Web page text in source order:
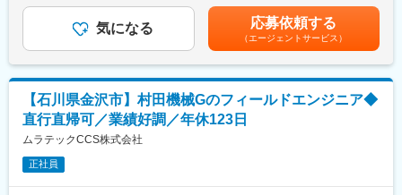
■当社について：
「自動化と省力化」をキーワードに「機械にできることは機械に
まかせ、人間は人間らしい創造的な仕事をする」というポリシー
のもと「繊維機械」「L&A」「クリーンFA」「工作機械」「情報
機器」の5つの分野において開発・製造・販売を行っています。特
にエンジニアは20代後半～30代前半が多く、また社内公募制度な
ど自ら手を上げる人にはどんどん仕事を任せていく社風です。
■入社後の流れ：
まずは現在のスキルを確認し、習熟度に合わせて育成計画が変わ
大で4年ほどの育成期間を設けております。
■キャリアパス：
技術分野のスキルを習得し、フィールドエンジニアとしてキャリ
アアップを目指せます。拠点リーダーとして後輩育成にも携わ
り、リーダーシップを発揮できる環境です。
であり、選考を通じて上下する可能性があります。月給(月額)は固
定手当を含めた表記です。
気になる 応募依頼する
（エージェントサービス）
【石川県金沢市】村田機械Gのフィールドエンジニア◆
直行直帰可／業績好調／年休123日
ムラテックCCS株式会社
正社員